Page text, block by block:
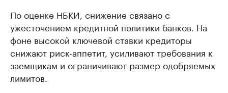
По оценке НБКИ, снижение связано с
ужесточением кредитной политики банков. На
фоне высокой ключевой ставки кредиторы
снижают риск-аппетит, усиливают требования к
заемщикам и ограничивают размер одобряемых
лимитов.